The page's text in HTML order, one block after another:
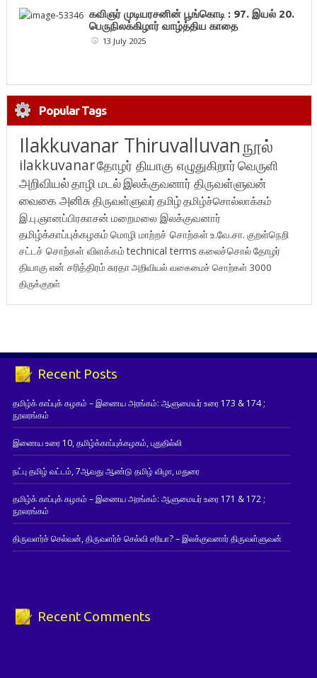
கவிஞர் முடியரசனின் பூங்கொடி : 97. இயல் 20.
பெருநிலக்கிழார் வாழ்த்திய காதை
13 July 2025
Popular Tags
Ilakkuvanar Thiruvalluvanநூல்
ilakkuvanarதோழர் தியாகு எழுதுகிறார்வெருளி
அறிவியல்தாழி மடல்இலக்குவனார் திருவள்ளுவன்
வைகை அனிசுதிருவள்ளுவர்தமிழ்தமிழ்ச்சொல்லாக்கம்
இ.பு.ஞானப்பிரகாசன் மறைமலை இலக்குவனார்
தமிழ்க்காப்புக்கழகம் மொழி மாற்றச் சொற்கள்உ.வே.சா. குறள்நெறி
சட்டச் சொற்கள் விளக்கம்technical terms கலைச்சொல்தோழர்
தியாகுஎன் சரித்திரம்சுரதாஅறிவியல் வகைமைச் சொற்கள் 3000
திருக்குறள்
Recent Posts
தமிழ்க் காப்புக் கழகம் – இணைய அரங்கம்: ஆளுமையர் உரை 173 & 174 ;
நூலரங்கம்
இணைய உரை 10, தமிழ்க்காப்புக்கழகம், புதுதில்லி
நட்பு தமிழ் வட்டம், 7ஆவது ஆண்டு தமிழ் விழா, மதுரை
தமிழ்க் காப்புக் கழகம் – இணைய அரங்கம்: ஆளுமையர் உரை 171 & 172 ;
நூலரங்கம்
திருவளர்ச் செல்வன், திருவளர்ச் செல்வி சரியா? – இலக்குவனார் திருவள்ளுவன்
Recent Comments